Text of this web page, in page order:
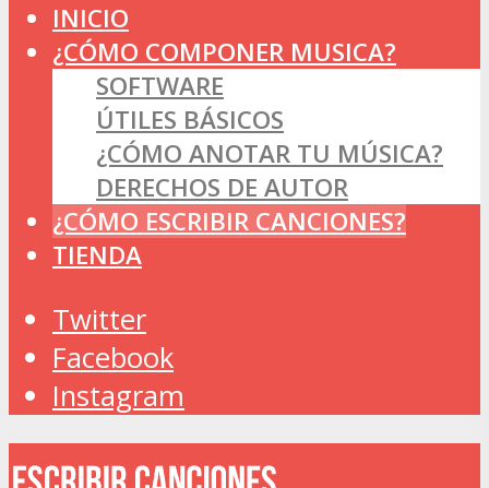
INICIO
¿CÓMO COMPONER MUSICA?
SOFTWARE
ÚTILES BÁSICOS
¿CÓMO ANOTAR TU MÚSICA?
DERECHOS DE AUTOR
¿CÓMO ESCRIBIR CANCIONES?
TIENDA
Twitter
Facebook
Instagram